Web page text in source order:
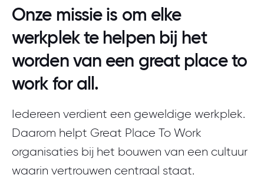
Onze missie is om elke
werkplek te helpen bij het
worden van een great place to
work for all.
Iedereen verdient een geweldige werkplek.
Daarom helpt Great Place To Work
organisaties bij het bouwen van een cultuur
waarin vertrouwen centraal staat.